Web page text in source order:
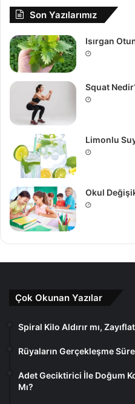
Son Yazılarımız
Isırgan
Squat
Limonlu
Okul
Çok Okunan Yazılar
Spiral Kilo Aldırır mı,
Rüyaların Gerçekleşme
Adet Geciktirici İle Doğum
Mı?